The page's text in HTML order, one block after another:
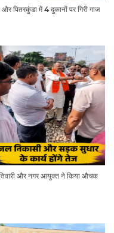
पितरकुंडा में 4 दुकानों पर गिरी गाज
तिवारी और नगर आयुक्त ने किया औचक